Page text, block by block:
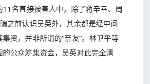
11名直接被害人中，除了蒋辛幸、周
之前认识吴英外，其余都是经中间
资，并非所谓的“亲友”。林卫平等
的公众筹集资金，吴英对此完全清